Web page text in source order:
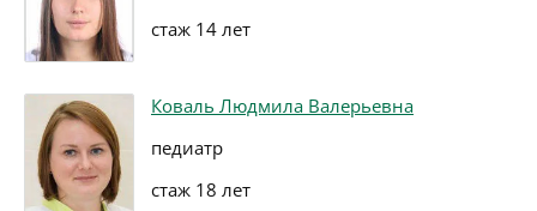
стаж 14 лет
Коваль Людмила Валерьевна
педиатр
стаж 18 лет